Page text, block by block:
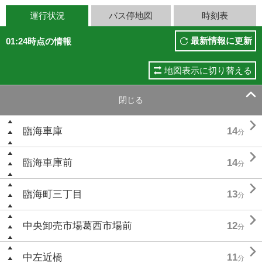
運行状況 バス停地図 時刻表
01:24時点の情報 最新情報に更新
地図表示に切り替える
閉じる 
臨海車庫 14分 
臨海車庫前 14分 
臨海町三丁目 13分 
中央卸売市場葛西市場前 12分 
中左近橋 11分 